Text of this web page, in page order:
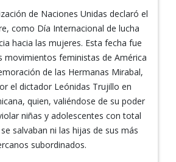
de Naciones Unidas declaró el
como Día Internacional de lucha
hacia las mujeres. Esta fecha fue
movimientos feministas de América
de las Hermanas Mirabal,
el dictador Leónidas Trujillo en
quien, valiéndose de su poder
niñas y adolescentes con total
salvaban ni las hijas de sus más
subordinados.